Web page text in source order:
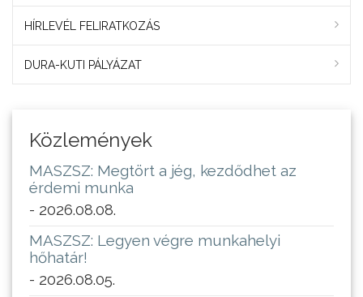
HÍRLEVÉL FELIRATKOZÁS
DURA-KUTI PÁLYÁZAT
Közlemények
MASZSZ: Megtört a jég, kezdődhet az
érdemi munka
- 2026.08.08.
MASZSZ: Legyen végre munkahelyi
hőhatár!
- 2026.08.05.